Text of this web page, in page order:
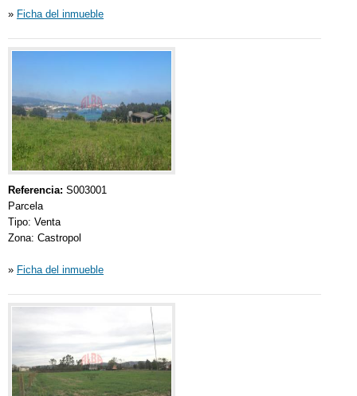
» Ficha del inmueble
Referencia: S003001
Parcela
Tipo: Venta
Zona: Castropol
» Ficha del inmueble